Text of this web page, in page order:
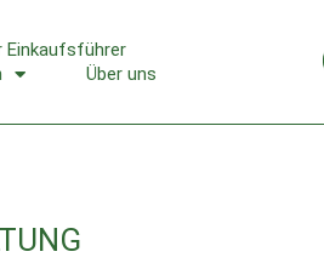
Einkaufsführer
Über uns